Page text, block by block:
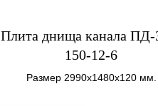
Плита днища канала ПД-
150-12-6
Размер 2990х1480х120 мм.